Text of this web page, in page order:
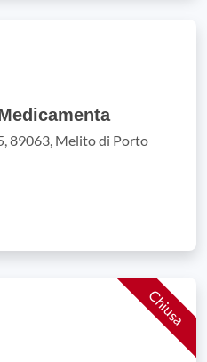
89063, Melito di Porto
Chiusa